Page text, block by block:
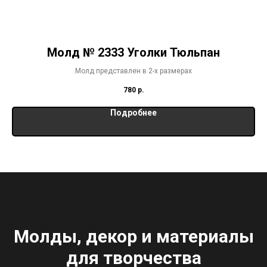
Молд № 2333 Уголки Тюльпан
Молд представлен в 2-х размерах
780 р.
Подробнее
Молды, декор и материалы
для творчества